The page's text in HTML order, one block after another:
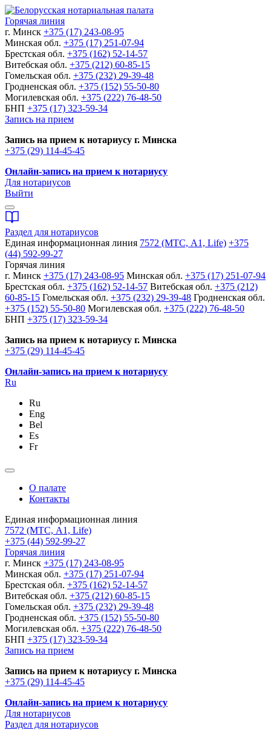
Горячая линия
г. Минск +375 (17) 243-08-95
Минская обл. +375 (17) 251-07-94
Брестская обл. +375 (162) 52-14-57
Витебская обл. +375 (212) 60-85-15
Гомельская обл. +375 (232) 29-39-48
Гродненская обл. +375 (152) 55-50-80
Могилевская обл. +375 (222) 76-48-50
БНП +375 (17) 323-59-34
Запись на прием
Запись на прием к нотариусу г. Минска
+375 (29) 114-45-45
Онлайн-запись на прием к нотариусу
Для нотариусов
Выйти
Раздел для нотариусов
Единая информационная линия 7572 (МТС, A1, Life) +375
(44) 592-99-27
Горячая линия
г. Минск +375 (17) 243-08-95 Минская обл. +375 (17) 251-07-94
Брестская обл. +375 (162) 52-14-57 Витебская обл. +375 (212)
60-85-15 Гомельская обл. +375 (232) 29-39-48 Гродненская обл.
+375 (152) 55-50-80 Могилевская обл. +375 (222) 76-48-50
БНП +375 (17) 323-59-34
Запись на прием к нотариусу г. Минска
+375 (29) 114-45-45
Онлайн-запись на прием к нотариусу
Ru
Ru
Eng
Bel
Es
Fr
О палате
Контакты
Единая информационная линия
7572 (МТС, A1, Life)
+375 (44) 592-99-27
Горячая линия
г. Минск +375 (17) 243-08-95
Минская обл. +375 (17) 251-07-94
Брестская обл. +375 (162) 52-14-57
Витебская обл. +375 (212) 60-85-15
Гомельская обл. +375 (232) 29-39-48
Гродненская обл. +375 (152) 55-50-80
Могилевская обл. +375 (222) 76-48-50
БНП +375 (17) 323-59-34
Запись на прием
Запись на прием к нотариусу г. Минска
+375 (29) 114-45-45
Онлайн-запись на прием к нотариусу
Для нотариусов
Раздел для нотариусов